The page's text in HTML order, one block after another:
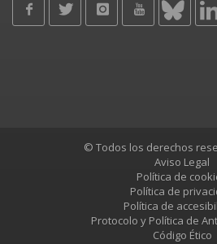
© Todos los derechos
Aviso Legal
Política de
Política de
Política de
Protocolo y Política de
Código Ético